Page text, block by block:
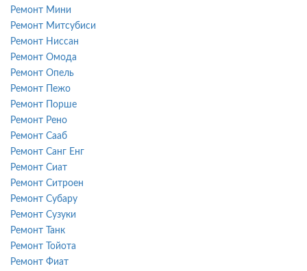
Ремонт Мини
Ремонт Митсубиси
Ремонт Ниссан
Ремонт Омода
Ремонт Опель
Ремонт Пежо
Ремонт Порше
Ремонт Рено
Ремонт Сааб
Ремонт Санг Енг
Ремонт Сиат
Ремонт Ситроен
Ремонт Субару
Ремонт Сузуки
Ремонт Танк
Ремонт Тойота
Ремонт Фиат